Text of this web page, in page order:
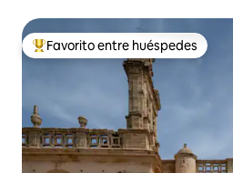
Favorito entre huéspedes preferido
Favorito entre huéspedes